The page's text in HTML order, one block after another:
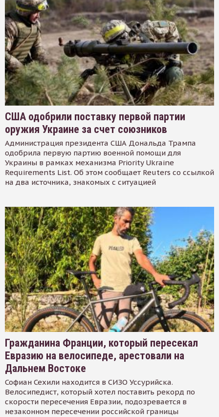
США одобрили поставку первой партии
оружия Украине за счет союзников
Администрация президента США Дональда Трампа
одобрила первую партию военной помощи для
Украины в рамках механизма Priority Ukraine
Requirements List. Об этом сообщает Reuters со ссылкой
на два источника, знакомых с ситуацией
Гражданина Франции, который пересекал
Евразию на велосипеде, арестовали на
Дальнем Востоке
Софиан Сехили находится в СИЗО Уссурийска.
Велосипедист, который хотел поставить рекорд по
скорости пересечения Евразии, подозревается в
незаконном пересечении российской границы